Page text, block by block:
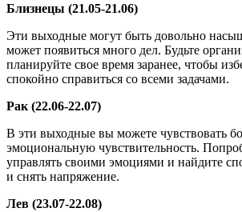
Близнецы (21.05-21.06)
Эти выходные могут быть довольно
может появиться много дел. Будьте
планируйте свое время заранее, чтобы
спокойно справиться со всеми задачами.
Рак (22.06-22.07)
В эти выходные вы можете чувствовать
эмоциональную чувствительность.
управлять своими эмоциями и найдите
и снять напряжение.
Лев (23.07-22.08)